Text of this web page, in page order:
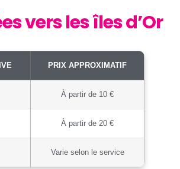
vers les îles d’Or
PRIX APPROXIMATIF
À partir de 10 €
À partir de 20 €
Varie selon le service